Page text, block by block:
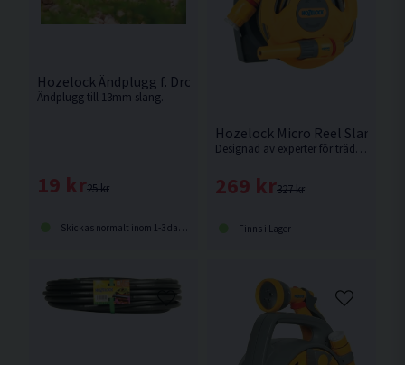
Hozelock Ändplugg f. Droppslang 13mm 1-pack
Ändplugg till 13mm slang.
25 kr
19 kr
Skickas normalt inom 1-3 dagar
Hozelock Micro Reel
Designad av experter för trädgårdsmästare med uteplatser, balkonger och mindre trädgårdsutrymmen.
327 kr
269 kr
Finns i Lager